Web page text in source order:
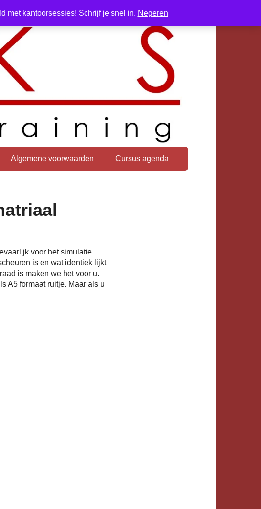
met kantoorsessies! Schrijf je snel in. Negeren
Algemene voorwaarden Cursus agenda
voor het simulatie
is en wat identiek lijkt
is maken we het voor u.
A5 formaat ruitje. Maar als u